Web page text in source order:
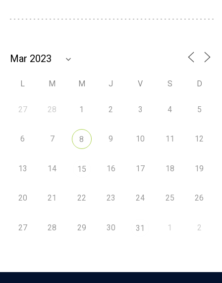
L M M J V S D
27 28 1 2 3 4 5
6 7 8 9 10 11 12
13 14 15 16 17 18 19
20 21 22 23 24 25 26
27 28 29 30 31 1 2